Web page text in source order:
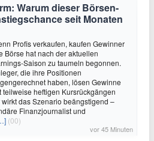
Warum dieser Börsen-
seit Monaten
Profis verkaufen, kaufen Gewinner
Börse hat nach der aktuellen
Saison zu taumeln begonnen.
die ihre Positionen
haben, lösen Gewinne
teilweise heftigen Kursrückgängen
das Szenario beängstigend –
Finanzjournalist und
(00)
vor 45 Minuten